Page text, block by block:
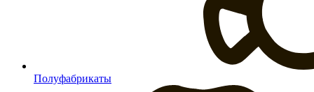
Полуфабрикаты